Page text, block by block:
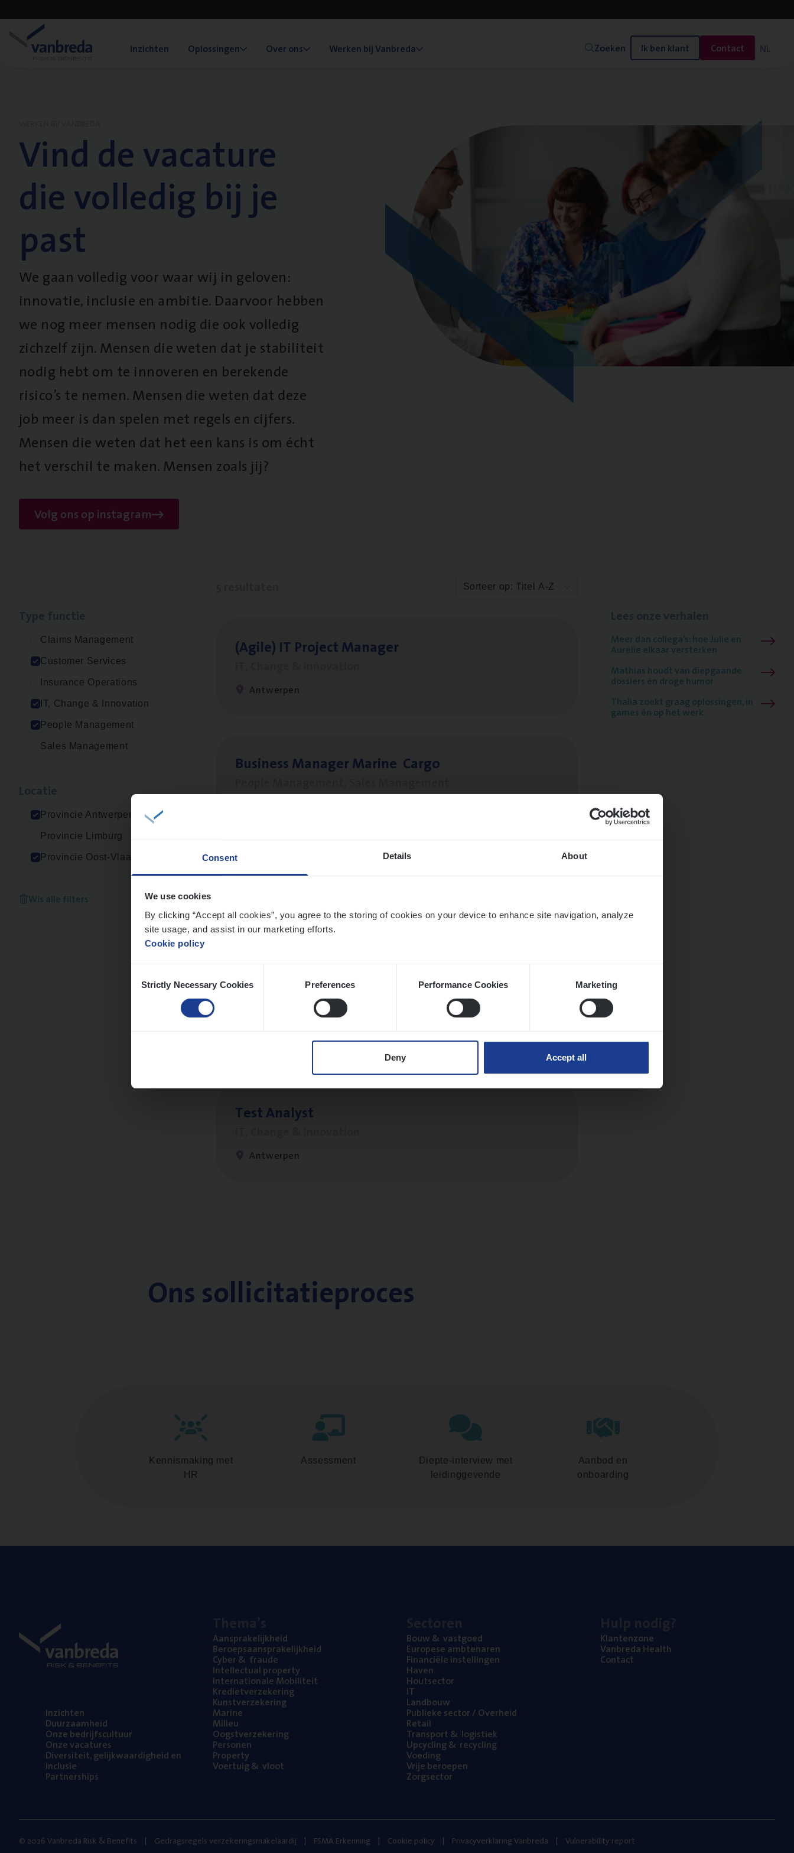
Consent Details About
We use cookies
By clicking “Accept all cookies”, you agree to the storing of cookies on your device to enhance site navigation, analyze
site usage, and assist in our marketing efforts.
Cookie policy
Selection
Strictly Necessary Cookies Preferences Performance Cookies Marketing
Deny Accept all
Inzichten Oplossingen Over ons Werken bij Vanbreda Zoeken Ik ben klant Contact NL
Vind de vacature
die volledig bij je
past
We gaan volledig voor waar wij in geloven:
innovatie, inclusie en ambitie. Daarvoor hebben
we nog meer mensen nodig die ook volledig
zichzelf zijn. Mensen die weten dat je stabiliteit
nodig hebt om te innoveren en berekende
risico’s te nemen. Mensen die weten dat deze
job meer is dan spelen met regels en cijfers.
Mensen die weten dat het een kans is om écht
het verschil te maken. Mensen zoals jij?
Volg ons op instagram
Claims Management
Customer Services
Insurance Operations
IT, Change & Innovation
People Management
Sales Management
Provincie Antwerpen
Provincie Limburg
Provincie Oost-Vlaanderen
Wis alle filters
Sorteer op: Titel A-Z
(Agi­le) IT Pro­ject Manager
Antwerpen
Busi­ness Mana­ger Mari­ne Cargo
Cus­to­mer Care Expert Hospitalisatieverzekeringen
Antwerpen
ITBusi­ness Analyst
IT, Change & Innovation
Test Ana­lyst
Antwerpen
Meer dan collega’s: hoe Julie en
Aurélie elkaar versterken
Mathias houdt van diepgaande
dossiers én droge humor
Thalia zoekt graag oplossingen, in
games én op het werk
Ons sollicitatieproces
Kennismaking met
HR
Assessment
Diepte-interview met
leidinggevende
Aanbod en
onboarding
Inzich­ten
Duur­zaam­heid
Onze bedrijfs­cul­tuur
Onze vaca­tu­res
Diver­si­teit, gelijk­waar­dig­heid en
inclusie
Part­ner­ships
Aan­spra­ke­lijk­heid
Beroeps­aan­spra­ke­lijk­heid
Cyber& fraude
Intel­lec­tu­al property
Inter­na­ti­o­na­le Mobiliteit
Kre­diet­ver­ze­ke­ring
Kunst­ver­ze­ke­ring
Mari­ne
Mili­eu
Oogst­ver­ze­ke­ring
Per­so­nen
Pro­per­ty
Voer­tuig& vloot
Bouw& vastgoed
Euro­pe­se ambtenaren
Finan­ci­ë­le instellingen
Haven
Hout­sec­tor
IT
Land­bouw
Publie­ke sec­tor / Overheid
Retail
Trans­port& logistiek
Upcy­cling& recycling
Voe­ding
Vrije beroe­pen
Zorg­sec­tor
Klan­ten­zo­ne
Van­b­re­da Health
Con­tact
© 2026 Vanbreda Risk & Benefits Gedragsregels verzekeringsmakelaardij FSMA Erkenning Cookie policy Privacyverklaring Vanbreda Vulnerability report